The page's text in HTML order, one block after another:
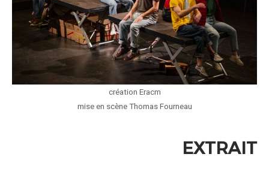
création Eracm
mise en scène Thomas Fourneau
EXTRAIT